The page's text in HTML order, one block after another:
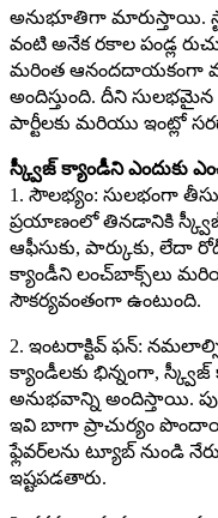
అనుభూతిగా మారుస్తాయి.
వంటి అనేక రకాల పండ్ల
మరింత ఆనందదాయకంగా
అందిస్తుంది. దీని
పార్టీలకు మరియు ఇంట్లో
స్క్వీజ్ క్యాండీని ఎందుకు
1. సౌలభ్యం: సులభంగా
ప్రయాణంలో తినడానికి
ఆఫీసుకు, పార్కుకు, లేదా
క్యాండీని లంచ్‌బాక్స్‌లు
సౌకర్యవంతంగా ఉంటుంది.
2. ఇంటరాక్టివ్ ఫన్:
క్యాండీలకు భిన్నంగా,
అనుభవాన్ని అందిస్తాయి.
ఇవి బాగా ప్రాచుర్యం
ఫ్లేవర్‌లను ట్యూబ్ నుండి
ఇష్టపడతారు.